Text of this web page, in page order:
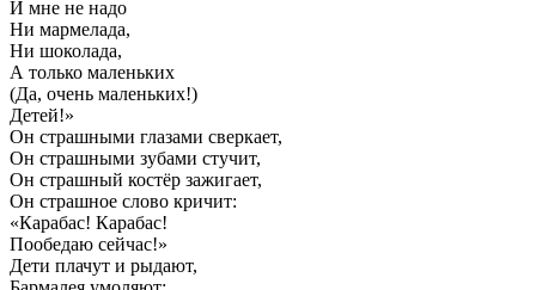
И мне не надо
Ни мармелада,
Ни шоколада,
А только маленьких
(Да, очень маленьких!)
Детей!»
Он страшными глазами сверкает,
Он страшными зубами стучит,
Он страшный костёр зажигает,
Он страшное слово кричит:
«Карабас! Карабас!
Пообедаю сейчас!»
Дети плачут и рыдают,